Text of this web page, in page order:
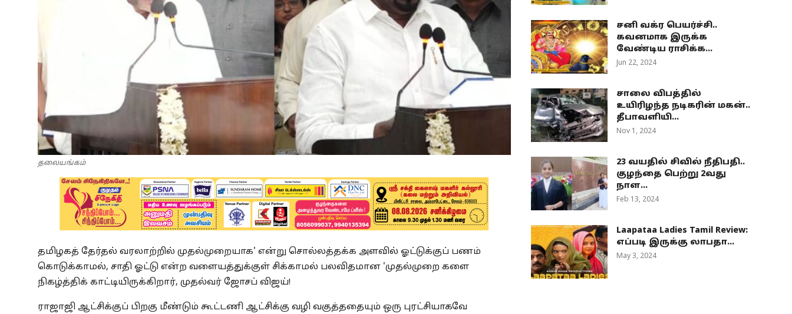
Politics
தலையங்கம்
தமிழகத் தேர்தல் வரலாற்றில் முதல்முறையாக' என்று சொல்லத்தக்க அளவில் ஓட்டுக்குப் பணம்
கொடுக்காமல், சாதி ஓட்டு என்ற வளையத்துக்குள் சிக்காமல் பலவிதமான 'முதல்முறை களை
நிகழ்த்திக் காட்டியிருக்கிறார், முதல்வர் ஜோசப் விஜய்!
ராஜாஜி ஆட்சிக்குப் பிறகு மீண்டும் கூட்டணி ஆட்சிக்கு வழி வகுத்ததையும் ஒரு புரட்சியாகவே
சனி வக்ர பெயர்ச்சி..
கவனமாக இருக்க
வேண்டிய ராசிக்க...
Jun 22, 2024
சாலை விபத்தில்
உயிரிழந்த நடிகரின் மகன்..
தீபாவளியி...
Nov 1, 2024
23 வயதில் சிவில் நீதிபதி..
குழந்தை பெற்று 2வது
நாள...
Feb 13, 2024
Laapataa Ladies Tamil Review:
எப்படி இருக்கு லாபதா...
May 3, 2024